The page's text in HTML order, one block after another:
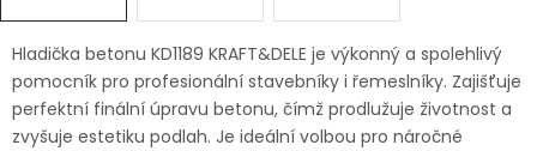
Značky
Hladička betonu KD1189 KRAFT&DELE je výkonný a spolehlivý
pomocník pro profesionální stavebníky i řemeslníky. Zajišťuje
perfektní finální úpravu betonu, čímž prodlužuje životnost a
zvyšuje estetiku podlah. Je ideální volbou pro náročné